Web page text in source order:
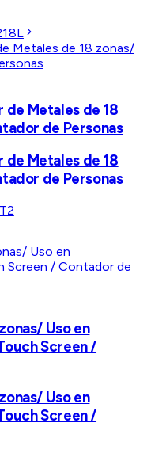
de Metales de 18
de Personas
de Metales de 18
de Personas
Uso en
Screen /
Uso en
Screen /